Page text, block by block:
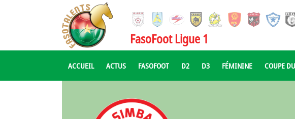
FasoFoot Ligue 1
ACCUEIL ACTUS FASOFOOT D2 D3 FÉMININE COUPE